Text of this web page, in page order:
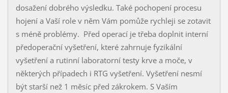
dosažení dobrého výsledku. Také pochopení procesu
hojení a Vaší role v něm Vám pomůže rychleji se zotavit
s méně problémy. Před operací je třeba doplnit interní
předoperační vyšetření, které zahrnuje fyzikální
vyšetření a rutinní laboratorní testy krve a moče, v
některých případech i RTG vyšetření. Vyšetření nesmí
být starší než 1 měsíc před zákrokem. S Vaším